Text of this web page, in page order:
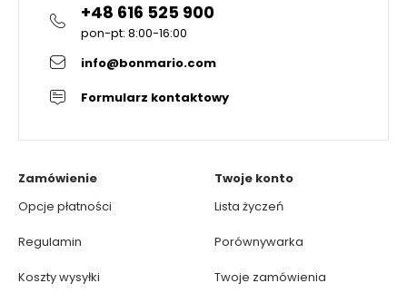
+48 616 525 900
pon-pt: 8:00-16:00
info@bonmario.com
Formularz kontaktowy
Zamówienie
Opcje płatności
Regulamin
Koszty wysyłki
Twoje konto
Lista życzeń
Porównywarka
Twoje zamówienia